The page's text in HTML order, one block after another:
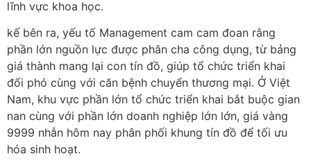
lĩnh vực khoa học.
kế bên ra, yếu tố Management cam cam đoan rằng
phần lớn nguồn lực được phân cha công dụng, từ bảng
giá thành mang lại con tín đồ, giúp tổ chức triển khai
đối phó cùng với căn bệnh chuyển thương mại. Ở Việt
Nam, khu vực phần lớn tổ chức triển khai bắt buộc gian
nan cùng với phần lớn doanh nghiệp lớn lớn, giá vàng
9999 nhẫn hôm nay phân phối khung tín đồ để tối ưu
hóa sinh hoạt.